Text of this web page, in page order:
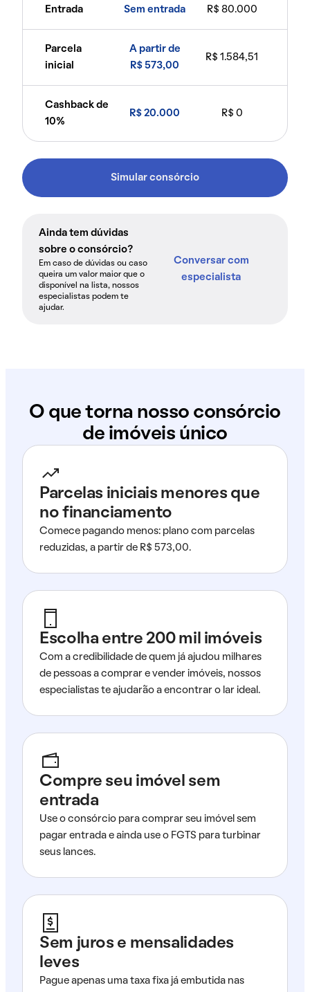
Entrada Sem entrada R$ 80.000
Parcela
inicial
A partir de
R$ 573,00
R$ 1.584,51
Cashback de
10%
R$ 20.000 R$ 0
Simular consórcio
Ainda tem dúvidas
sobre o consórcio?
Em caso de dúvidas ou caso
queira um valor maior que o
disponível na lista, nossos
especialistas podem te
ajudar.
Conversar com
especialista
O que torna nosso consórcio
de imóveis único
Parcelas iniciais menores que
no financiamento
Comece pagando menos: plano com parcelas
reduzidas, a partir de R$ 573,00.
Escolha entre 200 mil imóveis
Com a credibilidade de quem já ajudou milhares
de pessoas a comprar e vender imóveis, nossos
especialistas te ajudarão a encontrar o lar ideal.
Compre seu imóvel sem
entrada
Use o consórcio para comprar seu imóvel sem
pagar entrada e ainda use o FGTS para turbinar
seus lances.
Sem juros e mensalidades
leves
Pague apenas uma taxa fixa já embutida nas